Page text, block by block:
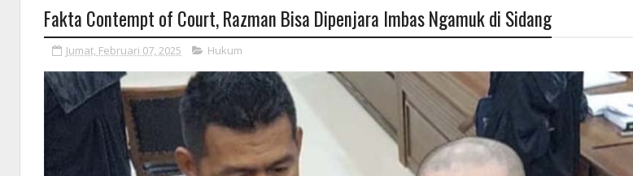
Fakta Contempt of Court, Razman Bisa Dipenjara Imbas Ngamuk di Sidang
Jumat, Februari 07, 2025 Hukum